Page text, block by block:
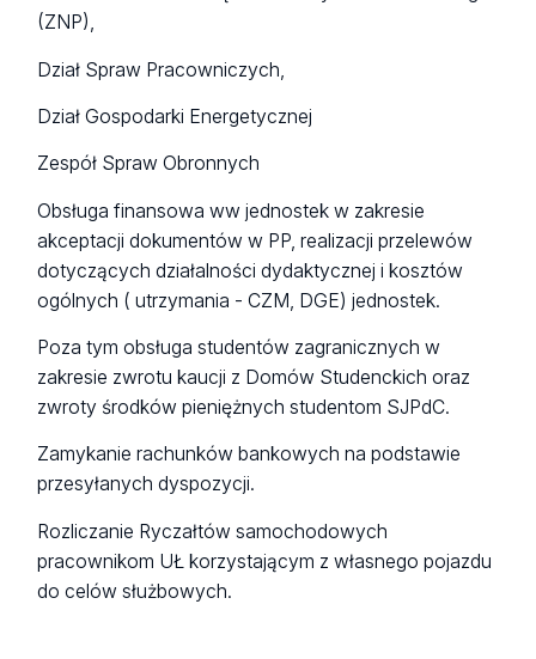
(ZNP),
Dział Spraw Pracowniczych,
Dział Gospodarki Energetycznej
Zespół Spraw Obronnych
Obsługa finansowa ww jednostek w zakresie
akceptacji dokumentów w PP, realizacji przelewów
dotyczących działalności dydaktycznej i kosztów
ogólnych ( utrzymania - CZM, DGE) jednostek.
Poza tym obsługa studentów zagranicznych w
zakresie zwrotu kaucji z Domów Studenckich oraz
zwroty środków pieniężnych studentom SJPdC.
Zamykanie rachunków bankowych na podstawie
przesyłanych dyspozycji.
Rozliczanie Ryczałtów samochodowych
pracownikom UŁ korzystającym z własnego pojazdu
do celów służbowych.